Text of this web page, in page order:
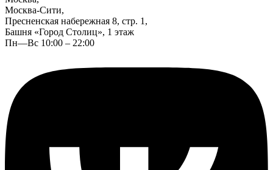
Москва-Сити,
Пресненская набережная 8, стр. 1,
Башня «Город Столиц», 1 этаж
Пн—Вс 10:00 – 22:00